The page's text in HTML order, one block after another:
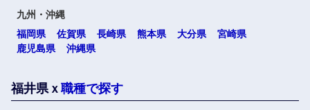
福岡県
長崎県
大分県
九州・沖縄
福岡県
佐賀県 長崎県 熊本県 大分県
宮崎県
鹿児島県
沖縄県
福井県ｘ 職種で探す